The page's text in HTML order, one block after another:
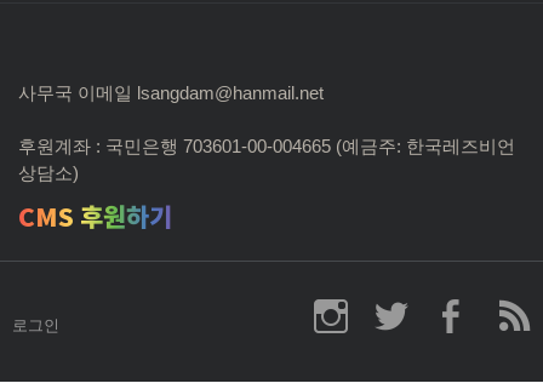
사무국 이메일 lsangdam@hanmail.net
후원계좌 : 국민은행 703601-00-004665 (예금주: 한국레즈비언
상담소)
CMS 후원하기
로그인